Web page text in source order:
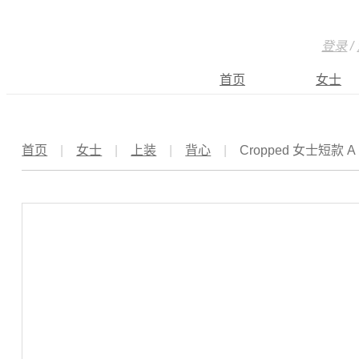
登录/
首页 女士
首页 女士 上装 背心 Cropped 女士短款